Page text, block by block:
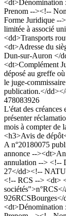
Prenom --><!--
Forme Juridique --
limitée à associé
<dd>Transports
<dt>Adresse du
Dun-sur-Auron </
<dt>Complément
déposé au greffe
le juge-
publication.</
478083926
L'état des créances
présenter
mois à compter de
<h3>Avis de
A n°20180075
annonce --
annulation --> <!--
27</dd><!--
<!-- RCS --> <dt>